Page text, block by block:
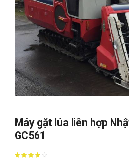
Máy gặt lúa liên hợp
GC561